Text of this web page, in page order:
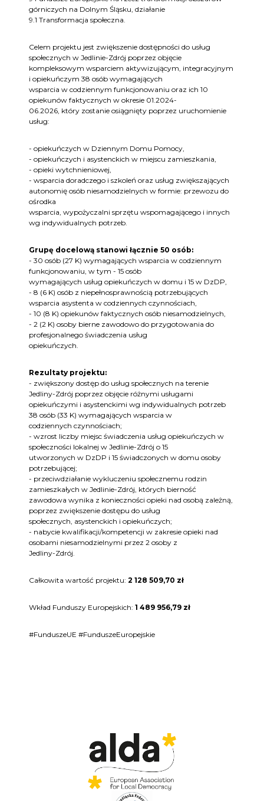
górniczych na Dolnym Śląsku, działanie
9.1 Transformacja społeczna.
Celem projektu jest zwiększenie dostępności do usług
społecznych w Jedlinie-Zdrój poprzez objęcie
kompleksowym wsparciem aktywizującym, integracyjnym
i opiekuńczym 38 osób wymagających
wsparcia w codziennym funkcjonowaniu oraz ich 10
opiekunów faktycznych w okresie 01.2024-
06.2026, który zostanie osiągnięty poprzez uruchomienie
usług:
- opiekuńczych w Dziennym Domu Pomocy,
- opiekuńczych i asystenckich w miejscu zamieszkania,
- opieki wytchnieniowej,
- wsparcia doradczego i szkoleń oraz usług zwiększających
autonomię osób niesamodzielnych w formie: przewozu do
ośrodka
wsparcia, wypożyczalni sprzętu wspomagającego i innych
wg indywidualnych potrzeb.
Grupę docelową stanowi łącznie 50 osób:
- 30 osób (27 K) wymagających wsparcia w codziennym
funkcjonowaniu, w tym - 15 osób
wymagających usług opiekuńczych w domu i 15 w DzDP,
- 8 (6 K) osób z niepełnosprawnością potrzebujących
wsparcia asystenta w codziennych czynnościach,
- 10 (8 K) opiekunów faktycznych osób niesamodzielnych,
- 2 (2 K) osoby bierne zawodowo do przygotowania do
profesjonalnego świadczenia usług
opiekuńczych.
Rezultaty projektu:
- zwiększony dostęp do usług społecznych na terenie
Jedliny-Zdrój poprzez objęcie różnymi usługami
opiekuńczymi i asystenckimi wg indywidualnych potrzeb
38 osób (33 K) wymagających wsparcia w
codziennych czynnościach;
- wzrost liczby miejsc świadczenia usług opiekuńczych w
społeczności lokalnej w Jedlinie-Zdrój o 15
utworzonych w DzDP i 15 świadczonych w domu osoby
potrzebującej;
- przeciwdziałanie wykluczeniu społecznemu rodzin
zamieszkałych w Jedlinie-Zdrój, których bierność
zawodowa wynika z konieczności opieki nad osobą zależną,
poprzez zwiększenie dostępu do usług
społecznych, asystenckich i opiekuńczych;
- nabycie kwalifikacji/kompetencji w zakresie opieki nad
osobami niesamodzielnymi przez 2 osoby z
Jedliny-Zdrój.
Całkowita wartość projektu: 2 128 509,70 zł
Wkład Funduszy Europejskich: 1 489 956,79 zł
#FunduszeUE #FunduszeEuropejskie